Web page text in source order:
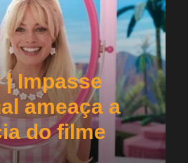
Impasse
ameaça a
do filme